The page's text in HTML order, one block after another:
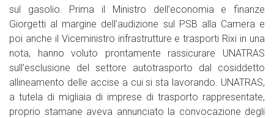
sul gasolio. Prima il Ministro dell’economia e finanze
Giorgetti al margine dell’audizione sul PSB alla Camera e
poi anche il Viceministro infrastrutture e trasporti Rixi in una
nota, hanno voluto prontamente rassicurare UNATRAS
sull’esclusione del settore autotrasporto dal cosiddetto
allineamento delle accise a cui si sta lavorando. UNATRAS,
a tutela di migliaia di imprese di trasporto rappresentate,
proprio stamane aveva annunciato la convocazione degli